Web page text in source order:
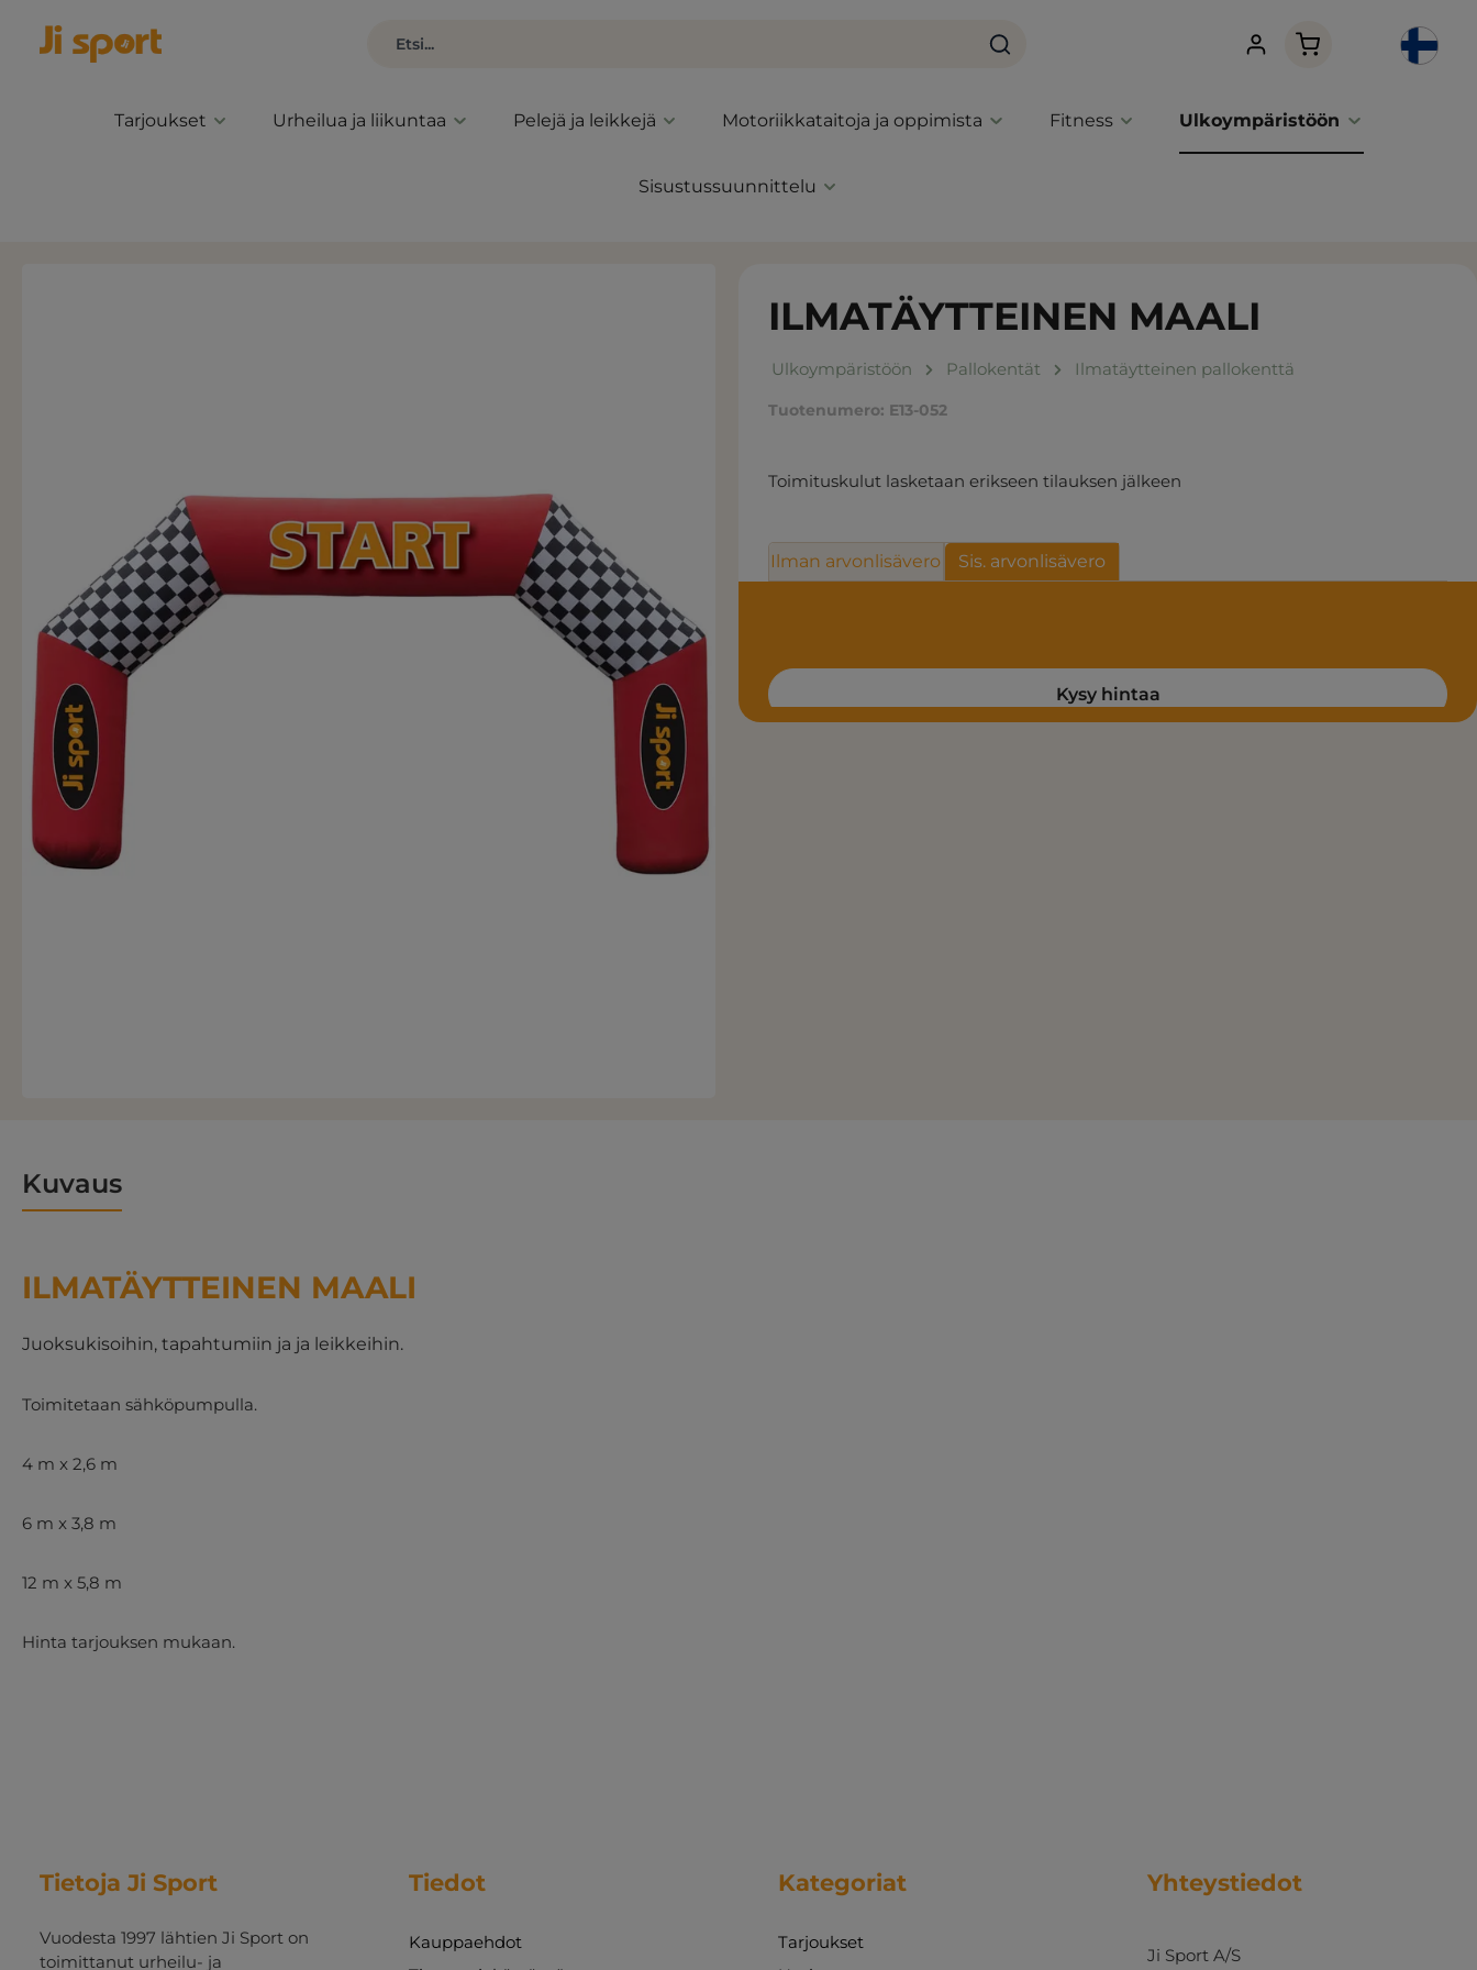
Ostoskori sisältää
Tarjoukset Urheilua ja liikuntaa Pelejä ja leikkejä Motoriikkataitoja ja oppimista Fitness Ulkoympäristöön
Sisustussuunnittelu
ILMATÄYTTEINEN MAALI
Ulkoympäristöön Pallokentät Ilmatäytteinen pallokenttä
Tuotenumero: E13-052
Toimituskulut lasketaan erikseen tilauksen jälkeen
Ilman arvonlisävero Sis. arvonlisävero
Kysy hintaa
Kuvaus
ILMATÄYTTEINEN MAALI
Juoksukisoihin, tapahtumiin ja ja leikkeihin.
Toimitetaan sähköpumpulla.
4 m x 2,6 m
6 m x 3,8 m
12 m x 5,8 m
Hinta tarjouksen mukaan.
Tietoja Ji Sport
Vuodesta 1997 lähtien Ji Sport on
toimittanut urheilu- ja
Tiedot
Kauppaehdot
Kategoriat
Tarjoukset
Yhteystiedot
Ji Sport A/S